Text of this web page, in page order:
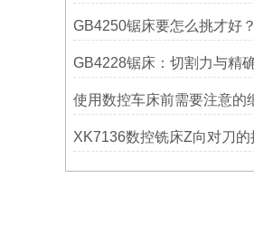
GB4250锯床要怎么挑才好？